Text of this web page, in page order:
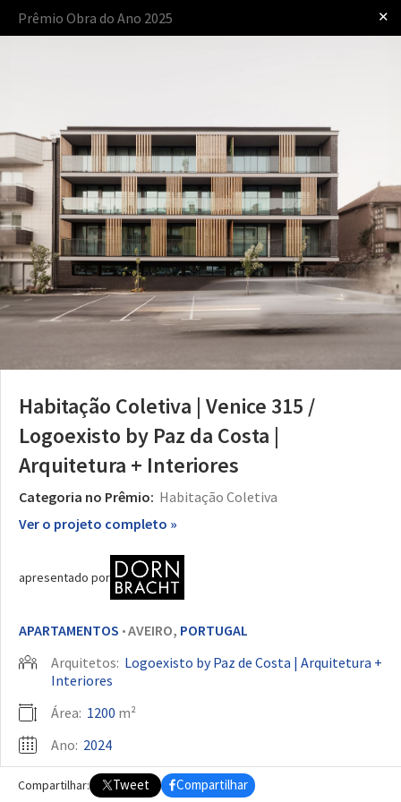
Iniciar sessão
apresentado por
O Prêmio O Processo As Regras
Prêmio Obra do Ano 2025 ✕
Habitação Coletiva | Venice 315 /
Logoexisto by Paz da Costa |
Arquitetura + Interiores
Categoria no Prêmio: Habitação Coletiva
Ver o projeto completo »
apresentado por
APARTAMENTOS • AVEIRO, PORTUGAL
Arquitetos: Logoexisto by Paz de Costa | Arquitetura +
Interiores
Área: 1200 m²
Ano: 2024
Fotografias:Alexander Bogorodskiy
Compartilhar: Tweet Compartilhar